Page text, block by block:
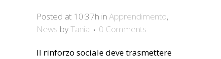
Posted at 10:37h in Apprendimento,
News byTania 0 Comments
Il rinforzo sociale deve trasmettere